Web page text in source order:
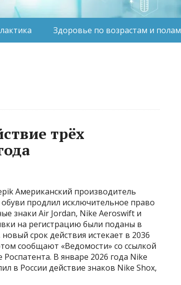
Здоровье по возрастам и полам
трёх
Американский производитель
продлил исключительное право
знаки Air Jordan, Nike Aeroswift и
на регистрацию были поданы в
новый срок действия истекает в 2036
сообщают «Ведомости» со ссылкой
Роспатента. В январе 2026 года Nike
в России действие знаков Nike Shox,